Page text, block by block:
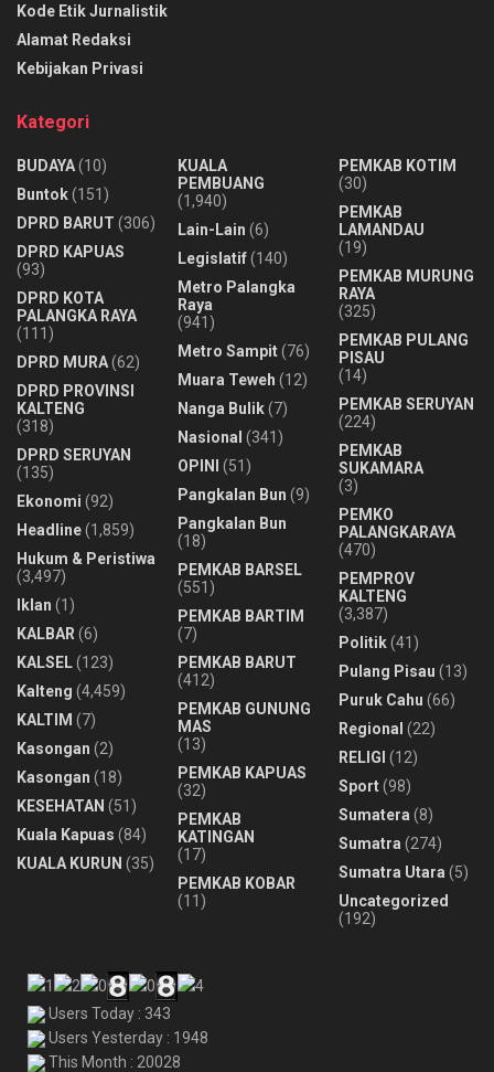
Kode Etik Jurnalistik
Alamat Redaksi
Kebijakan Privasi
Kategori
BUDAYA(10)
Buntok(151)
DPRD BARUT (306)
DPRD KAPUAS
(93)
DPRD KOTA
PALANGKA RAYA
(111)
DPRD MURA(62)
DPRD PROVINSI
KALTENG
(318)
DPRD SERUYAN
(135)
Ekonomi (92)
Headline(1,859)
Hukum & Peristiwa
(3,497)
Iklan (1)
KALBAR (6)
KALSEL(123)
Kalteng (4,459)
KALTIM (7)
Kasongan (2)
Kasongan (18)
KESEHATAN (51)
Kuala Kapuas (84)
KUALA KURUN (35)
KUALA
PEMBUANG
(1,940)
Lain-Lain (6)
Legislatif(140)
Metro Palangka
Raya
(941)
Metro Sampit(76)
Muara Teweh (12)
Nanga Bulik(7)
Nasional (341)
OPINI
(51)
Pangkalan Bun (9)
Pangkalan Bun
(18)
PEMKAB BARSEL
(551)
PEMKAB BARTIM
(7)
PEMKAB BARUT
(412)
PEMKAB GUNUNG
MAS
(13)
PEMKAB KAPUAS
(32)
PEMKAB
KATINGAN
(17)
PEMKAB KOBAR
(11)
PEMKAB KOTIM
(30)
PEMKAB
LAMANDAU
(19)
PEMKAB MURUNG
RAYA
(325)
PEMKAB PULANG
PISAU
(14)
PEMKAB SERUYAN
(224)
PEMKAB
SUKAMARA
(3)
PEMKO
PALANGKARAYA
(470)
PEMPROV
KALTENG
(3,387)
Politik(41)
Pulang Pisau (13)
Puruk Cahu (66)
Regional (22)
RELIGI (12)
Sport(98)
Sumatera (8)
Sumatra (274)
Sumatra Utara (5)
Uncategorized
(192)
Users Today : 343
Users Yesterday : 1948
This Month : 20028